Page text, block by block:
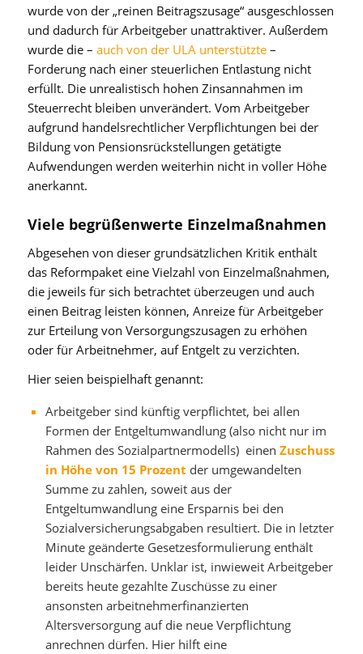
wurde von der „reinen Beitragszusage“ ausgeschlossen
und dadurch für Arbeitgeber unattraktiver. Außerdem
wurde die – auch von der ULA unterstützte–
Forderung nach einer steuerlichen Entlastung nicht
erfüllt. Die unrealistisch hohen Zinsannahmen im
Steuerrecht bleiben unverändert. Vom Arbeitgeber
aufgrund handelsrechtlicher Verpflichtungen bei der
Bildung von Pensionsrückstellungen getätigte
Aufwendungen werden weiterhin nicht in voller Höhe
anerkannt.
Viele begrüßenwerte Einzelmaßnahmen
Abgesehen von dieser grundsätzlichen Kritik enthält
das Reformpaket eine Vielzahl von Einzelmaßnahmen,
die jeweils für sich betrachtet überzeugen und auch
einen Beitrag leisten können, Anreize für Arbeitgeber
zur Erteilung von Versorgungszusagen zu erhöhen
oder für Arbeitnehmer, auf Entgelt zu verzichten.
Hier seien beispielhaft genannt:
Arbeitgeber sind künftig verpflichtet, bei allen
Formen der Entgeltumwandlung (also nicht nur im
Rahmen des Sozialpartnermodells) einen Zuschuss
in Höhe von 15 Prozent der umgewandelten
Summe zu zahlen, soweit aus der
Entgeltumwandlung eine Ersparnis bei den
Sozialversicherungsabgaben resultiert. Die in letzter
Minute geänderte Gesetzesformulierung enthält
leider Unschärfen. Unklar ist, inwieweit Arbeitgeber
bereits heute gezahlte Zuschüsse zu einer
ansonsten arbeitnehmerfinanzierten
Altersversorgung auf die neue Verpflichtung
anrechnen dürfen. Hier hilft eine